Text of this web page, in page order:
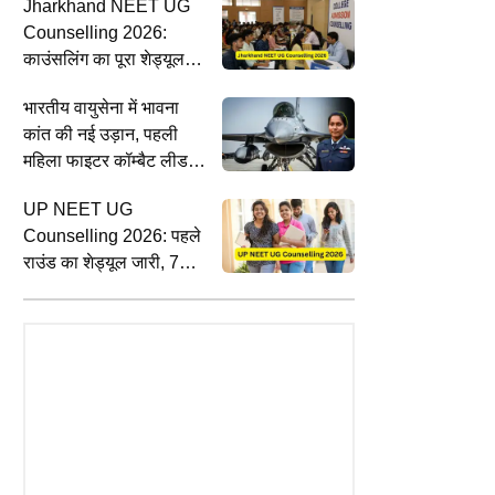
अगस्त तक भर सकेंगे फॉर्म
Jharkhand NEET UG
Counselling 2026:
काउंसलिंग का पूरा शेड्यूल
आवेदन
भारतीय वायुसेना में भावना
कांत की नई उड़ान, पहली
महिला फाइटर कॉम्बैट लीडर
UP NEET UG
Counselling 2026: पहले
राउंड का शेड्यूल जारी, 7